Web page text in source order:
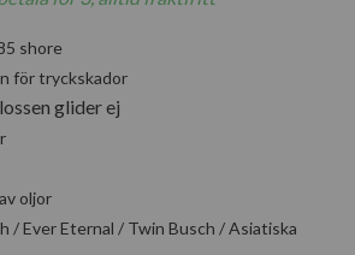
shore
för tryckskador
glider ej
oljor
/ Ever Eternal / Twin Busch / Asiatiska